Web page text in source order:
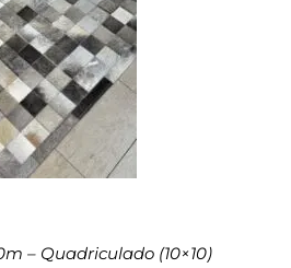
– Quadriculado (10×10)